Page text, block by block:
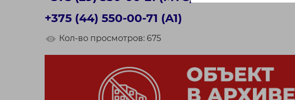
+375 (44) 550-00-71 (A1)
Кол-во просмотров: 675